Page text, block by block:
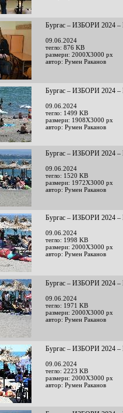
Бургас – ИЗБОРИ 2024 –
09.06.2024
тегло: 876 KB
размери: 2000X3000 px
автор: Румен Раканов
Бургас – ИЗБОРИ 2024 –
09.06.2024
тегло: 1499 KB
размери: 1908X3000 px
автор: Румен Раканов
Бургас – ИЗБОРИ 2024 –
09.06.2024
тегло: 1520 KB
размери: 1972X3000 px
автор: Румен Раканов
Бургас – ИЗБОРИ 2024 –
09.06.2024
тегло: 1998 KB
размери: 2000X3000 px
автор: Румен Раканов
Бургас – ИЗБОРИ 2024 –
09.06.2024
тегло: 1971 KB
размери: 2000X3000 px
автор: Румен Раканов
Бургас – ИЗБОРИ 2024 –
09.06.2024
тегло: 2223 KB
размери: 2000X3000 px
автор: Румен Раканов